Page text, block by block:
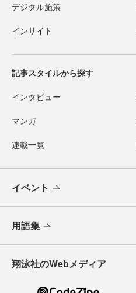
デジタル施策
インサイト
記事スタイルから探す
インタビュー
マンガ
連載一覧
イベント
用語集
翔泳社のWebメディア